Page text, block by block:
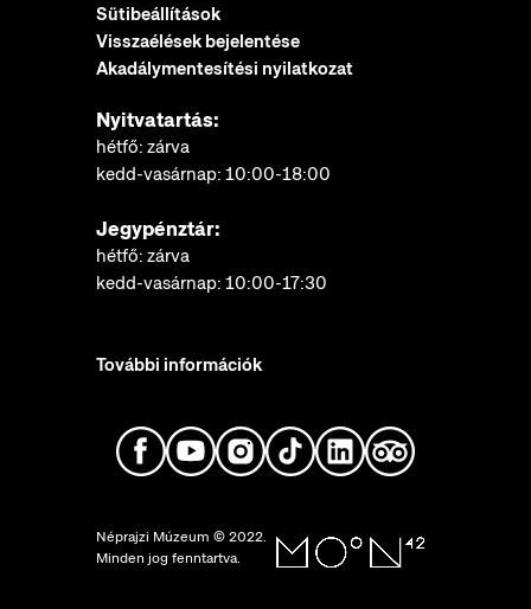
Sütibeállítások
Visszaélések bejelentése
Akadálymentesítési nyilatkozat
Nyitvatartás:
hétfő: zárva
kedd-vasárnap: 10:00-18:00
Jegypénztár:
hétfő: zárva
kedd-vasárnap: 10:00-17:30
További információk
Néprajzi Múzeum © 2022.
Minden jog fenntartva.